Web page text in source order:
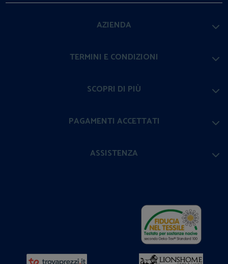
AZIENDA
TERMINI E CONDIZIONI
SCOPRI DI PIÙ
PAGAMENTI ACCETTATI
ASSISTENZA